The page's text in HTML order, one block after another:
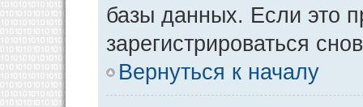
базы данных. Если это
зарегистрироваться
Вернуться к началу